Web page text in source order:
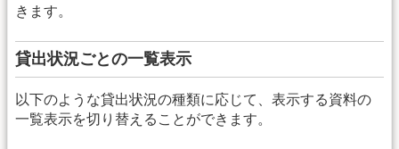
きます。
貸出状況ごとの一覧表示
以下のような貸出状況の種類に応じて、表示する資料の
一覧表示を切り替えることができます。